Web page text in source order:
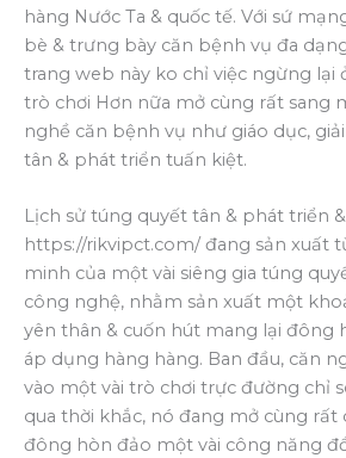
hàng Nước Ta & quốc tế. Với sứ
bè & trưng bày căn bệnh vụ đa
trang web này ko chỉ việc ngừng lại
trò chơi Hơn nữa mở cùng rất sang
nghề căn bệnh vụ như giáo dục,
tân & phát triển tuấn kiệt.
Lịch sử túng quyết tân & phát triển
https://rikvipct.com/ đang sản xuất
minh của một vài siêng gia túng
công nghệ, nhằm sản xuất một
yên thân & cuốn hút mang lại đông
áp dụng hàng hàng. Ban đầu, căn
vào một vài trò chơi trực đường chỉ
qua thời khắc, nó đang mở cùng rất
đông hòn đảo một vài công năng